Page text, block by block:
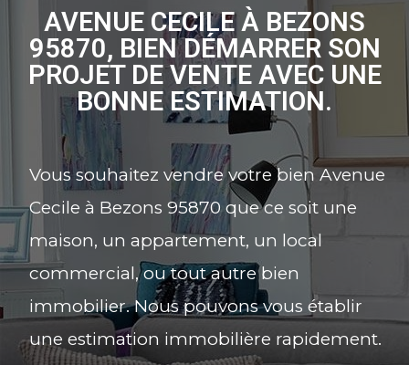
AVENUE CECILE À BEZONS
95870, BIEN DÉMARRER SON
PROJET DE VENTE AVEC UNE
BONNE ESTIMATION.
Vous souhaitez vendre votre bien Avenue
Cecile à Bezons 95870 que ce soit une
maison, un appartement, un local
commercial, ou tout autre bien
immobilier. Nous pouvons vous établir
une estimation immobilière rapidement.